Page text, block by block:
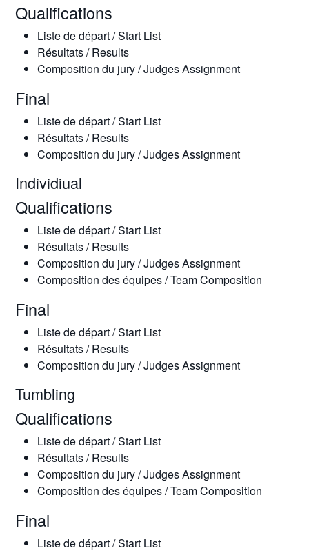
Qualifications
Liste de départ / Start List
Résultats / Results
Composition du jury / Judges Assignment
Final
Liste de départ / Start List
Résultats / Results
Composition du jury / Judges Assignment
Individiual
Qualifications
Liste de départ / Start List
Résultats / Results
Composition du jury / Judges Assignment
Composition des équipes / Team Composition
Final
Liste de départ / Start List
Résultats / Results
Composition du jury / Judges Assignment
Tumbling
Qualifications
Liste de départ / Start List
Résultats / Results
Composition du jury / Judges Assignment
Composition des équipes / Team Composition
Final
Liste de départ / Start List